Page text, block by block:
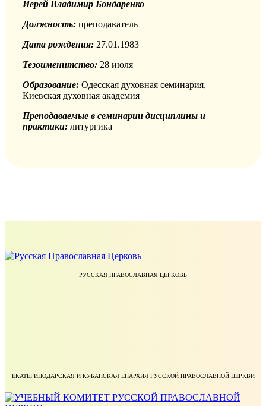
Иерей Владимир Бондаренко
Должность: преподаватель
Дата рождения: 27.01.1983
Тезоименитство: 28 июля
Образование: Одесская духовная семинария,
Киевская духовная академия
Преподаваемые в семинарии дисциплины и
практики: литургика
РУССКАЯ ПРАВОСЛАВНАЯ ЦЕРКОВЬ
ЕКАТЕРИНОДАРСКАЯ И КУБАНСКАЯ ЕПАРХИЯ РУССКОЙ ПРАВОСЛАВНОЙ ЦЕРКВИ